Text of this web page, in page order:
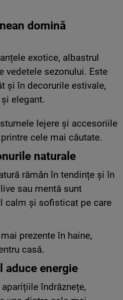
domină
exotice, albastrul
vedetele sezonului. Este
și în decorurile estivale,
elegant.
lejere și accesoriile
cele mai căutate.
naturale
rămân în tendințe și în
sau mentă sunt
calm și sofisticat pe care
prezente în haine,
casă.
energie
îndrăznețe,